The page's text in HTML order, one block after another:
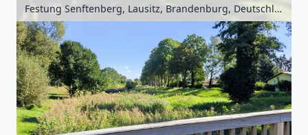
Festung Senftenberg, Lausitz, Brandenburg, Deutschland